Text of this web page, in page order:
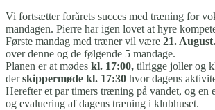
Vi fortsætter forårets succes med træning for
mandagen. Pierre har igen lovet at hyre
Første mandag med træner vil være 21. August.
over denne og de følgende 5 mandage.
Planen er at mødes kl. 17:00, tilrigge joller og
derskippermøde kl. 17:30 hvor dagens
Herefter et par timers træning på vandet, og en
og evaluering af dagens træning i klubhuset.